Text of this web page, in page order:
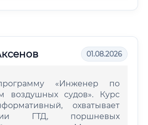
01.08.2026
«Инженер по
воздушных судов». Курс
охватывает
ГТД, поршневых